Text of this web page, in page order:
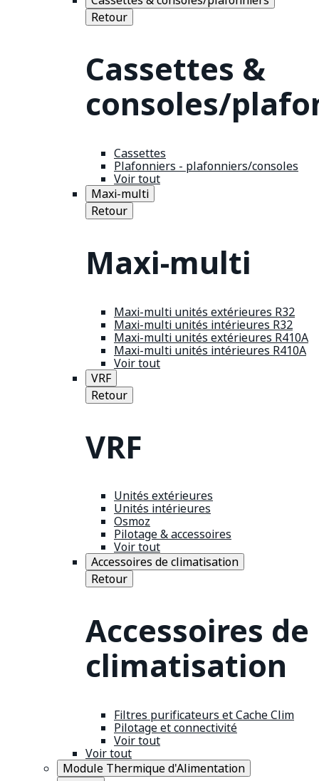
Retour
Cassettes &
consoles/
Cassettes
Plafonniers - plafonniers/consoles
Voir tout
Maxi-multi
Retour
Maxi-multi
Maxi-multi unités extérieures R32
Maxi-multi unités intérieures R32
Maxi-multi unités extérieures R410A
Maxi-multi unités intérieures R410A
Voir tout
VRF
Retour
VRF
Unités extérieures
Unités intérieures
Osmoz
Pilotage & accessoires
Voir tout
Accessoires de climatisation
Retour
Accessoires de
climatisation
Filtres purificateurs et Cache Clim
Pilotage et connectivité
Voir tout
Voir tout
Module Thermique d'Alimentation